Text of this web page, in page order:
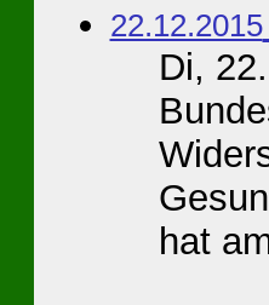
22.12.2015
Di,
hat